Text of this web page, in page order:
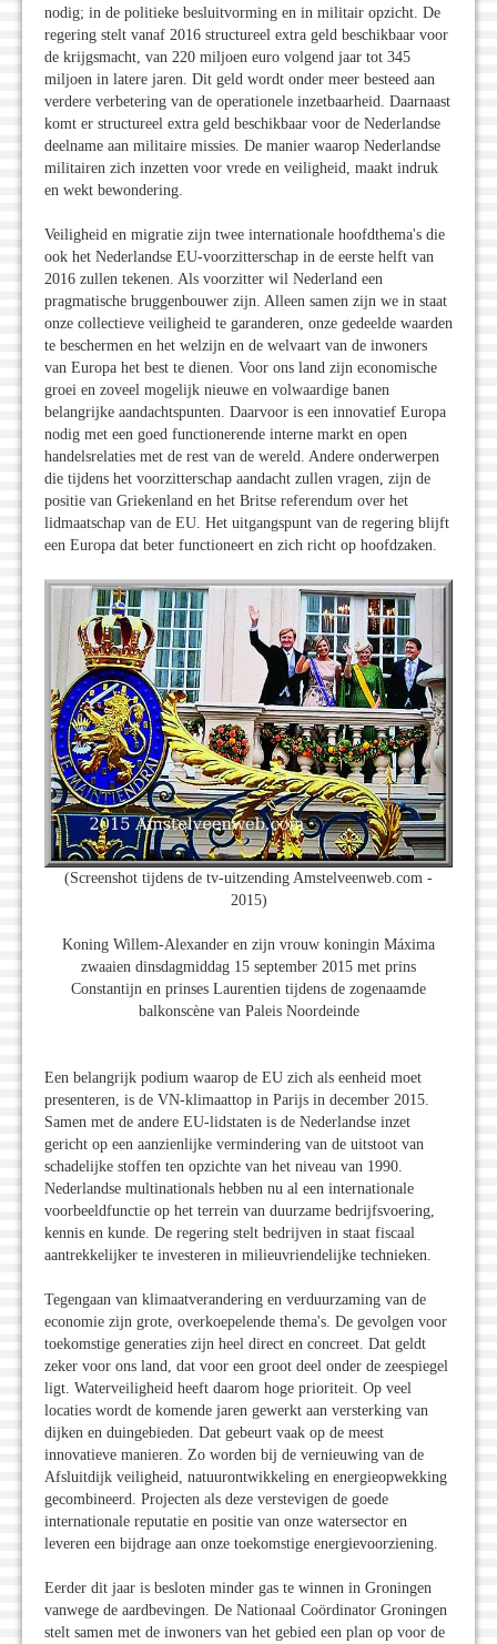
nodig; in de politieke besluitvorming en in militair opzicht. De
regering stelt vanaf 2016 structureel extra geld beschikbaar voor
de krijgsmacht, van 220 miljoen euro volgend jaar tot 345
miljoen in latere jaren. Dit geld wordt onder meer besteed aan
verdere verbetering van de operationele inzetbaarheid. Daarnaast
komt er structureel extra geld beschikbaar voor de Nederlandse
deelname aan militaire missies. De manier waarop Nederlandse
militairen zich inzetten voor vrede en veiligheid, maakt indruk
en wekt bewondering.
Veiligheid en migratie zijn twee internationale hoofdthema's die
ook het Nederlandse EU-voorzitterschap in de eerste helft van
2016 zullen tekenen. Als voorzitter wil Nederland een
pragmatische bruggenbouwer zijn. Alleen samen zijn we in staat
onze collectieve veiligheid te garanderen, onze gedeelde waarden
te beschermen en het welzijn en de welvaart van de inwoners
van Europa het best te dienen. Voor ons land zijn economische
groei en zoveel mogelijk nieuwe en volwaardige banen
belangrijke aandachtspunten. Daarvoor is een innovatief Europa
nodig met een goed functionerende interne markt en open
handelsrelaties met de rest van de wereld. Andere onderwerpen
die tijdens het voorzitterschap aandacht zullen vragen, zijn de
positie van Griekenland en het Britse referendum over het
lidmaatschap van de EU. Het uitgangspunt van de regering blijft
een Europa dat beter functioneert en zich richt op hoofdzaken.
(Screenshot tijdens de tv-uitzending Amstelveenweb.com -
2015)
Koning Willem-Alexander en zijn vrouw koningin Máxima
zwaaien dinsdagmiddag 15 september 2015 met prins
Constantijn en prinses Laurentien tijdens de zogenaamde
balkonscène van Paleis Noordeinde
Een belangrijk podium waarop de EU zich als eenheid moet
presenteren, is de VN-klimaattop in Parijs in december 2015.
Samen met de andere EU-lidstaten is de Nederlandse inzet
gericht op een aanzienlijke vermindering van de uitstoot van
schadelijke stoffen ten opzichte van het niveau van 1990.
Nederlandse multinationals hebben nu al een internationale
voorbeeldfunctie op het terrein van duurzame bedrijfsvoering,
kennis en kunde. De regering stelt bedrijven in staat fiscaal
aantrekkelijker te investeren in milieuvriendelijke technieken.
Tegengaan van klimaatverandering en verduurzaming van de
economie zijn grote, overkoepelende thema's. De gevolgen voor
toekomstige generaties zijn heel direct en concreet. Dat geldt
zeker voor ons land, dat voor een groot deel onder de zeespiegel
ligt. Waterveiligheid heeft daarom hoge prioriteit. Op veel
locaties wordt de komende jaren gewerkt aan versterking van
dijken en duingebieden. Dat gebeurt vaak op de meest
innovatieve manieren. Zo worden bij de vernieuwing van de
Afsluitdijk veiligheid, natuurontwikkeling en energieopwekking
gecombineerd. Projecten als deze verstevigen de goede
internationale reputatie en positie van onze watersector en
leveren een bijdrage aan onze toekomstige energievoorziening.
Eerder dit jaar is besloten minder gas te winnen in Groningen
vanwege de aardbevingen. De Nationaal Coördinator Groningen
stelt samen met de inwoners van het gebied een plan op voor de